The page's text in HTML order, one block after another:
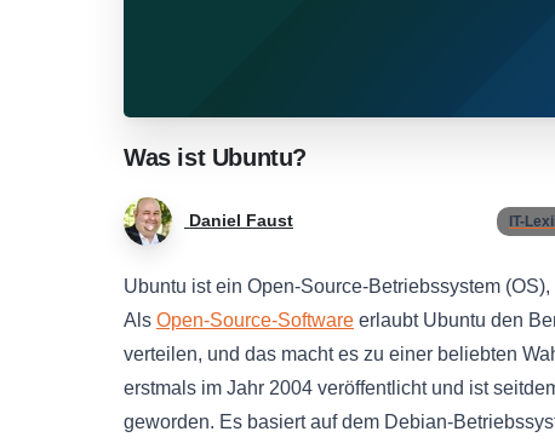
Was ist Ubuntu?
Daniel Faust IT-
Ubuntu ist ein Open-Source-Betriebssystem
Als Open-Source-Software erlaubt Ubuntu den
verteilen, und das macht es zu einer beliebten
erstmals im Jahr 2004 veröffentlicht und ist
geworden. Es basiert auf dem Debian-